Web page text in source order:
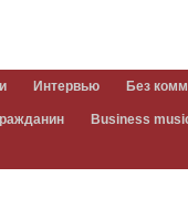
Интервью Без
Business